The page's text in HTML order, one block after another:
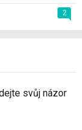
2
svůj názor